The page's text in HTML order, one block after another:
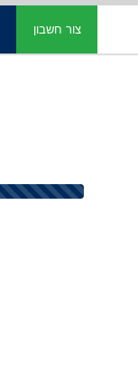
צור חשבון